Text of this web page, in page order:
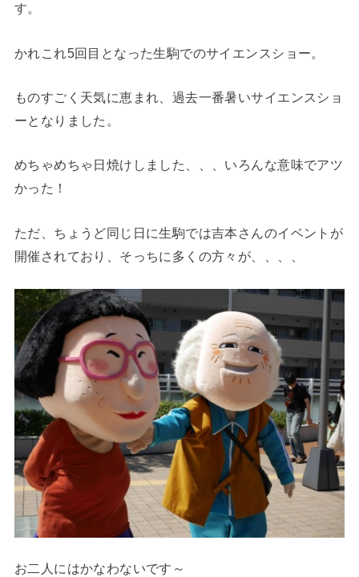
す。
かれこれ5回目となった生駒でのサイエンスショー。
ものすごく天気に恵まれ、過去一番暑いサイエンスショ
ーとなりました。
めちゃめちゃ日焼けしました、、、いろんな意味でアツ
かった！
ただ、ちょうど同じ日に生駒では吉本さんのイベントが
開催されており、そっちに多くの方々が、、、、
お二人にはかなわないです～